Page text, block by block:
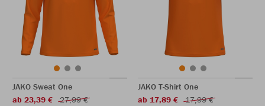
JAKO Sweat One
ab 23,39 €
27,99 €
JAKO T-Shirt One
ab 17,89 €
17,99 €